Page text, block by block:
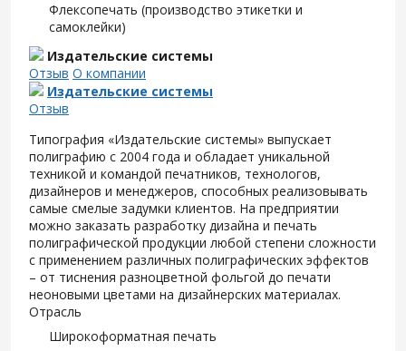
Флексопечать (производство этикетки и
самоклейки)
Издательские системы
Отзыв О компании
Издательские системы
Отзыв
Типография «Издательские системы» выпускает
полиграфию с 2004 года и обладает уникальной
техникой и командой печатников, технологов,
дизайнеров и менеджеров, способных реализовывать
самые смелые задумки клиентов. На предприятии
можно заказать разработку дизайна и печать
полиграфической продукции любой степени сложности
с применением различных полиграфических эффектов
– от тиснения разноцветной фольгой до печати
неоновыми цветами на дизайнерских материалах.
Отрасль
Широкоформатная печать